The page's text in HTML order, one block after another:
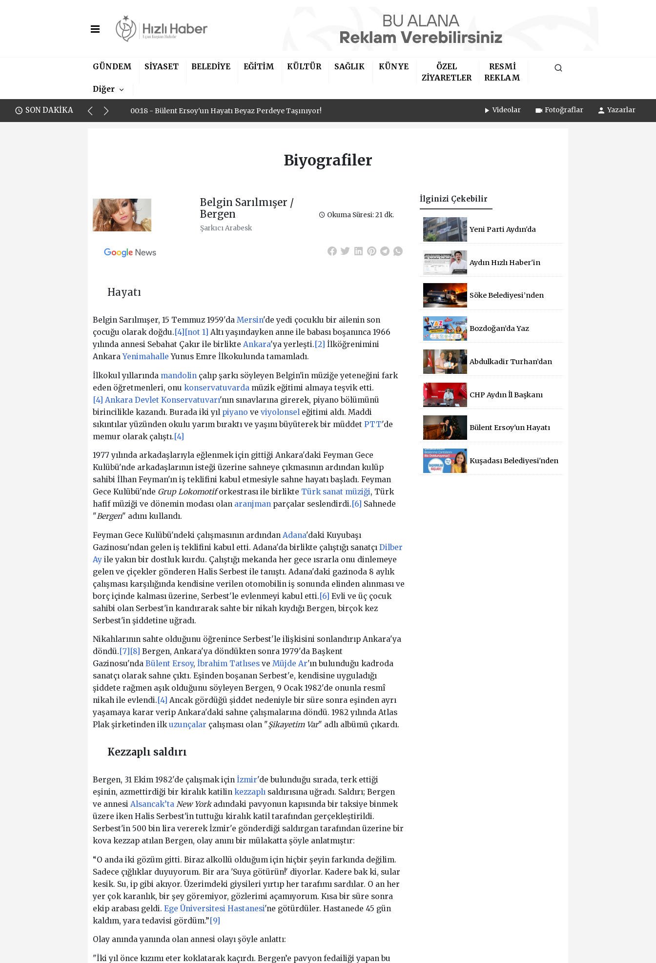
GÜNDEM SİYASET BELEDİYE EĞİTİM KÜLTÜR SAĞLIK KÜNYE
ÖZEL
ZİYARETLER
RESMİ
REKLAM
Diğer
SON DAKİKA
00:18 - Bülent Ersoy'un Hayatı Beyaz Perdeye Taşınıyor!
00:18 - Bülent Ersoy'un Hayatı Beyaz Perdeye Taşınıyor! Videolar Fotoğraflar Yazarlar
Biyografiler
Belgin Sarılmışer /
Bergen
Şarkıcı Arabesk
Okuma Süresi: 21 dk.
Hayatı
Belgin Sarılmışer, 15 Temmuz 1959'da Mersin'de yedi çocuklu bir ailenin son
çocuğu olarak doğdu. [4] [not 1] Altı yaşındayken anne ile babası boşanınca 1966
yılında annesi Sebahat Çakır ile birlikte Ankara'ya yerleşti. [2] İlköğrenimini
AnkaraYenimahalle Yunus Emre İlkokulunda tamamladı.
İlkokul yıllarında mandolinçalıp şarkı söyleyen Belgin'in müziğe yeteneğini fark
eden öğretmenleri, onu konservatuvardamüzik eğitimi almaya teşvik etti.
[4] Ankara Devlet Konservatuvarı'nın sınavlarına girerek, piyano bölümünü
birincilikle kazandı. Burada iki yıl piyano ve viyolonseleğitimi aldı. Maddi
sıkıntılar yüzünden okulu yarım bıraktı ve yaşını büyüterek bir müddet PTT'de
memur olarak çalıştı.[4]
1977 yılında arkadaşlarıyla eğlenmek için gittiği Ankara'daki Feyman Gece
Kulübü'nde arkadaşlarının isteği üzerine sahneye çıkmasının ardından kulüp
sahibi İlhan Feyman'ın iş teklifini kabul etmesiyle sahne hayatı başladı. Feyman
Gece Kulübü'nde Grup Lokomotiforkestrası ile birlikte Türk sanat müziği, Türk
hafif müziği ve dönemin modası olan aranjmanparçalar seslendirdi. [6] Sahnede
"Bergen" adını kullandı.
Feyman Gece Kulübü'ndeki çalışmasının ardından Adana'daki Kuyubaşı
Gazinosu'ndan gelen iş teklifini kabul etti. Adana'da birlikte çalıştığı sanatçı Dilber
Ayile yakın bir dostluk kurdu. Çalıştığı mekanda her gece ısrarla onu dinlemeye
gelen ve çiçekler gönderen Halis Serbest ile tanıştı. Adana'daki gazinoda 8 aylık
çalışması karşılığında kendisine verilen otomobilin iş sonunda elinden alınması ve
borç içinde kalması üzerine, Serbest'le evlenmeyi kabul etti.[6] Evli ve üç çocuk
sahibi olan Serbest'in kandırarak sahte bir nikah kıydığı Bergen, birçok kez
Serbest'in şiddetine uğradı.
Nikahlarının sahte olduğunu öğrenince Serbest'le ilişkisini sonlandırıp Ankara'ya
döndü. [7] [8] Bergen, Ankara'ya döndükten sonra 1979'da Başkent
Gazinosu'nda Bülent Ersoy, İbrahim Tatlısesve Müjde Ar'ın bulunduğu kadroda
sanatçı olarak sahne çıktı. Eşinden boşanan Serbest'e, kendisine uyguladığı
şiddete rağmen aşık olduğunu söyleyen Bergen, 9 Ocak 1982'de onunla resmî
nikah ile evlendi. [4] Ancak gördüğü şiddet nedeniyle bir süre sonra eşinden ayrı
yaşamaya karar verip Ankara'daki sahne çalışmalarına döndü. 1982 yılında Atlas
Plak şirketinden ilkuzunçalar çalışması olan "Şikayetim Var" adlı albümü çıkardı.
Kezzaplı saldırı
Bergen, 31 Ekim 1982'de çalışmak için İzmir'de bulunduğu sırada, terk ettiği
eşinin, azmettirdiği bir kiralık katilin kezzaplısaldırısına uğradı. Saldırı; Bergen
ve annesi Alsancak’ta New Yorkadındaki pavyonun kapısında bir taksiye binmek
üzere iken Halis Serbest'in tuttuğu kiralık katil tarafından gerçekleştirildi.
Serbest'in 500 bin lira vererek İzmir'e gönderdiği saldırgan tarafından üzerine bir
kova kezzap atılan Bergen, olay anını bir mülakatta şöyle anlatmıştır:
“O anda iki gözüm gitti. Biraz alkollü olduğum için hiçbir şeyin farkında değilim.
Sadece çığlıklar duyuyorum. Bir ara 'Suya götürün!' diyorlar. Kadere bak ki, sular
kesik. Su, ip gibi akıyor. Üzerimdeki giysileri yırtıp her tarafımı sardılar. O an her
yer çok karanlık, bir şey göremiyor, gözlerimi açamıyorum. Kısa bir süre sonra
ekip arabası geldi. Ege Üniversitesi Hastanesi'ne götürdüler. Hastanede 45 gün
kaldım, yara tedavisi gördüm.”[9]
Olay anında yanında olan annesi olayı şöyle anlattı:
"İki yıl önce kızımı eter koklatarak kaçırdı. Bergen’e pavyon fedailiği yapan bu
İlginizi Çekebilir
Yeni Parti Aydın'da
Aydın Hızlı Haber'in
Söke Belediyesi’nden
Yangınına Destek
Bozdoğan’da Yaz
Abdulkadir Turhan’dan
CHP Aydın İl Başkanı
Bülent Ersoy'un Hayatı
Kuşadası Belediyesi'nden